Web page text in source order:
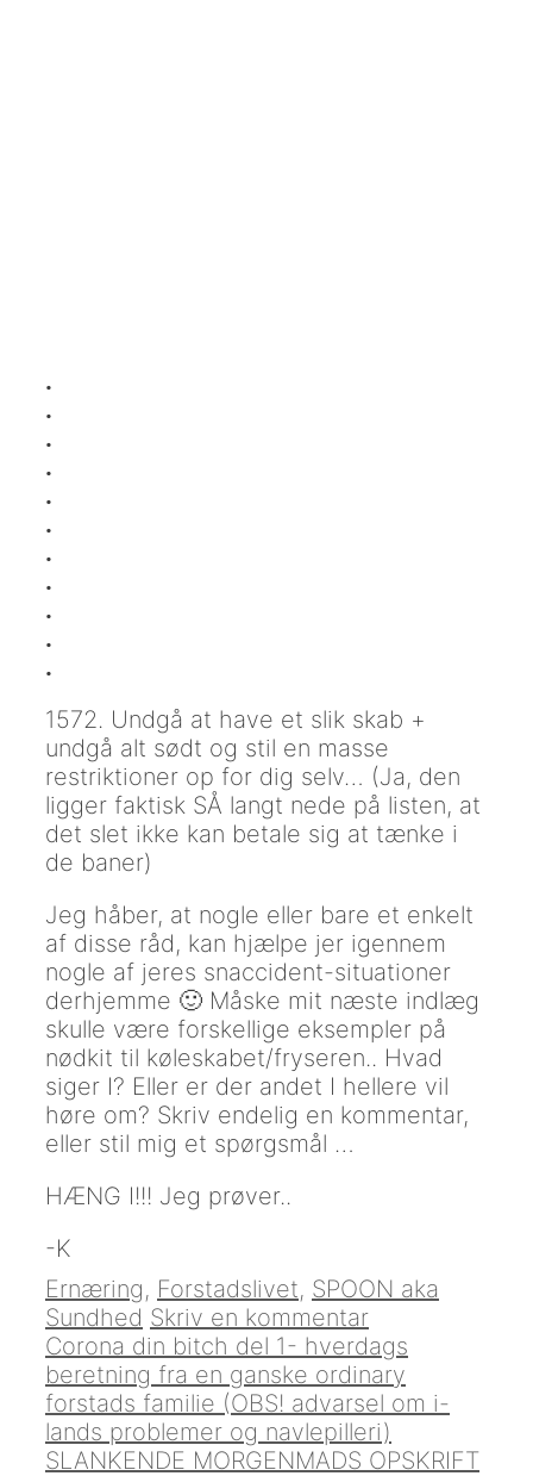
.
.
.
.
.
.
.
.
.
.
.
1572. Undgå at have et slik skab +
undgå alt sødt og stil en masse
restriktioner op for dig selv… (Ja, den
ligger faktisk SÅ langt nede på listen, at
det slet ikke kan betale sig at tænke i
de baner)
Jeg håber, at nogle eller bare et enkelt
af disse råd, kan hjælpe jer igennem
nogle af jeres snaccident-situationer
derhjemme 🙂 Måske mit næste indlæg
skulle være forskellige eksempler på
nødkit til køleskabet/fryseren.. Hvad
siger I? Eller er der andet I hellere vil
høre om? Skriv endelig en kommentar,
eller stil mig et spørgsmål …
HÆNG I!!! Jeg prøver..
-K
Kategorier
Ernæring, Forstadslivet, SPOON aka
Sundhed Skriv en kommentar
Indlægsnavigation
Corona din bitch del 1- hverdags
beretning fra en ganske ordinary
forstads familie (OBS! advarsel om i-
lands problemer og navlepilleri)
SLANKENDE MORGENMADS OPSKRIFT